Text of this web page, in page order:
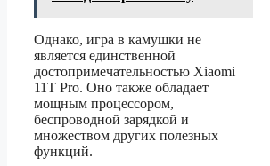
Однако, игра в камушки не
является единственной
достопримечательностью Xiaomi
11T Pro. Оно также обладает
мощным процессором,
беспроводной зарядкой и
множеством других полезных
функций.